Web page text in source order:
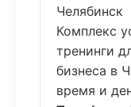
Челябинск
Комплекс
тренинги
бизнеса в
время и